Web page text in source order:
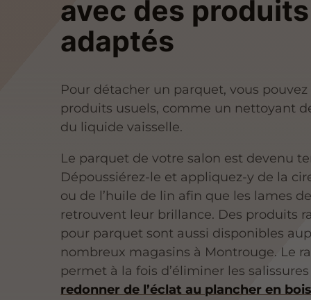
avec des produits
adaptés
Pour détacher un parquet, vous
produits usuels, comme un nettoyant
du liquide vaisselle.
Le parquet de votre salon est devenu
Dépoussiérez-le et appliquez-y de la
ou de l’huile de lin afin que les lames
retrouvent leur brillance. Des produits
pour parquet sont aussi disponibles
nombreux magasins à Montrouge. Le
permet à la fois d’éliminer les
redonner de l’éclat au plancher en bois